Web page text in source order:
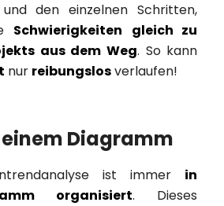
und den einzelnen Schritten,
Schwierigkeiten
gleich zu
aus dem Weg. So kann
nur reibungslosverlaufen!
einem Diagramm
ist immer in
organisiert. Dieses